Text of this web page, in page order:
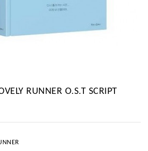
RUNNER O.S.T SCRIPT